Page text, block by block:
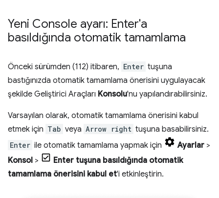
Yeni Console ayarı: Enter'a
basıldığında otomatik tamamlama
Önceki sürümden (112) itibaren, Enter tuşuna
bastığınızda otomatik tamamlama önerisini uygulayacak
şekilde Geliştirici Araçları Konsolu'nu yapılandırabilirsiniz.
Varsayılan olarak, otomatik tamamlama önerisini kabul
etmek için Tab veya Arrow right tuşuna basabilirsiniz.
Enter ile otomatik tamamlama yapmak için Ayarlar >
Konsol >
Enter tuşuna basıldığında otomatik
tamamlama önerisini kabul et'i etkinleştirin.